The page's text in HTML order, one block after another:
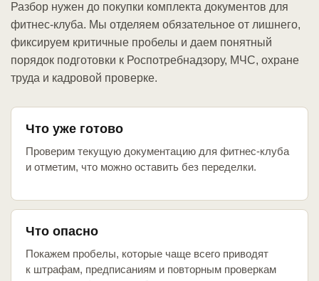
Разбор нужен до покупки комплекта документов для
фитнес-клуба. Мы отделяем обязательное от лишнего,
фиксируем критичные пробелы и даем понятный
порядок подготовки к Роспотребнадзору, МЧС, охране
труда и кадровой проверке.
Что уже готово
Проверим текущую документацию для фитнес-клуба
и отметим, что можно оставить без переделки.
Что опасно
Покажем пробелы, которые чаще всего приводят
к штрафам, предписаниям и повторным проверкам